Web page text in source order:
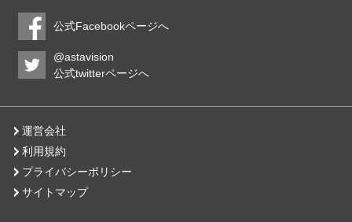
公式Facebookページへ
@astavision
公式twitterページへ
運営会社
利用規約
プライバシーポリシー
サイトマップ